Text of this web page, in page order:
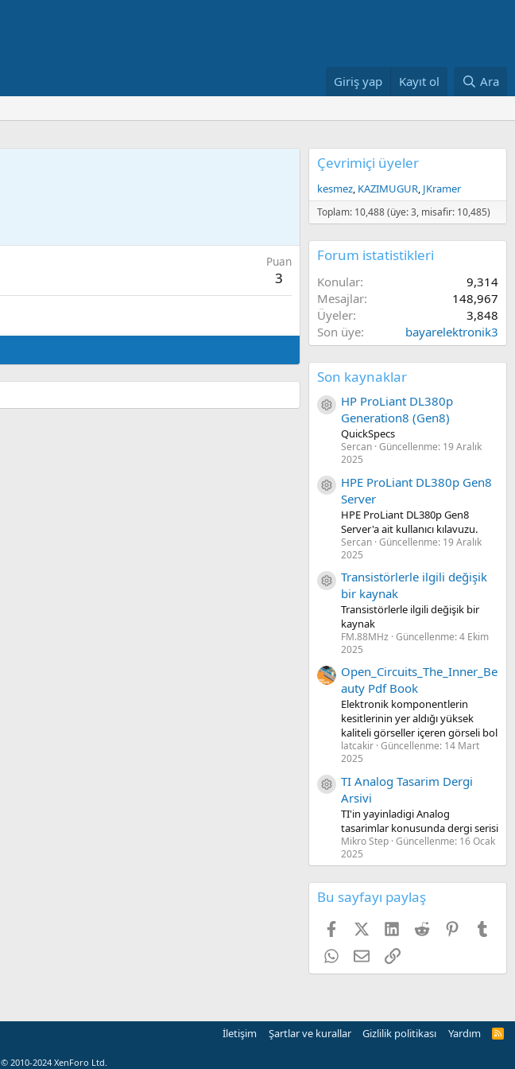
Giriş yap Kayıt ol Ara
Puan
3
Çevrimiçi üyeler
kesmez KAZIMUGUR JKramer
Toplam: 10,488 (üye: 3, misafir: 10,485)
Forum istatistikleri
Konular
9,314
Mesajlar
148,967
Üyeler
3,848
Son üye
bayarelektronik3
Son kaynaklar
Kaynak ikon/amblem
HP ProLiant DL380p
Generation8 (Gen8)
QuickSpecs
Sercan Güncellenme: 19 Aralık
2025
Kaynak ikon/amblem
HPE ProLiant DL380p Gen8
Server
HPE ProLiant DL380p Gen8
Server'a ait kullanıcı kılavuzu.
Sercan Güncellenme: 19 Aralık
2025
Kaynak ikon/amblem
Transistörlerle ilgili değişik
bir kaynak
Transistörlerle ilgili değişik bir
kaynak
FM.88MHz Güncellenme:4 Ekim
2025
Open_Circuits_The_Inner_Be
auty Pdf Book
Elektronik komponentlerin
kesitlerinin yer aldığı yüksek
kaliteli görseller içeren görseli bol
latcakir Güncellenme: 14 Mart
2025
Kaynak ikon/amblem
TI Analog Tasarim Dergi
Arsivi
TI'in yayinladigi Analog
tasarimlar konusunda dergi serisi
Mikro Step Güncellenme: 16 Ocak
2025
Bu sayfayı paylaş
FacebookX (Twitter)
LinkedIn
Reddit Pinterest
WhatsApp
E-postaLink
İletişim Şartlar ve kurallar Gizlilik politikası Yardım
R
© 2010-2024 XenForo Ltd.